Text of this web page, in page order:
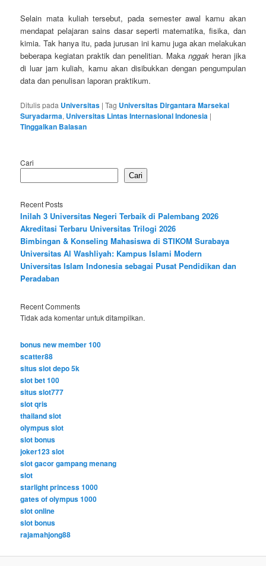
Selain mata kuliah tersebut, pada semester awal kamu akan
mendapat pelajaran sains dasar seperti matematika, fisika, dan
kimia. Tak hanya itu, pada jurusan ini kamu juga akan melakukan
beberapa kegiatan praktik dan penelitian. Maka nggakheran jika
di luar jam kuliah, kamu akan disibukkan dengan pengumpulan
data dan penulisan laporan praktikum.
Ditulis pada Universitas |Tag Universitas Dirgantara Marsekal
Suryadarma, Universitas Lintas Internasional Indonesia |
Tinggalkan Balasan
Cari
Cari
Recent Posts
Inilah 3 Universitas Negeri Terbaik di Palembang 2026
Akreditasi Terbaru Universitas Trilogi 2026
Bimbingan & Konseling Mahasiswa di STIKOM Surabaya
Universitas Al Washliyah: Kampus Islami Modern
Universitas Islam Indonesia sebagai Pusat Pendidikan dan
Peradaban
Recent Comments
Tidak ada komentar untuk ditampilkan.
bonus new member 100
scatter88
situs slot depo 5k
slot bet 100
situs slot777
slot qris
thailand slot
olympus slot
slot bonus
joker123 slot
slot gacor gampang menang
slot
starlight princess 1000
gates of olympus 1000
slot online
slot bonus
rajamahjong88